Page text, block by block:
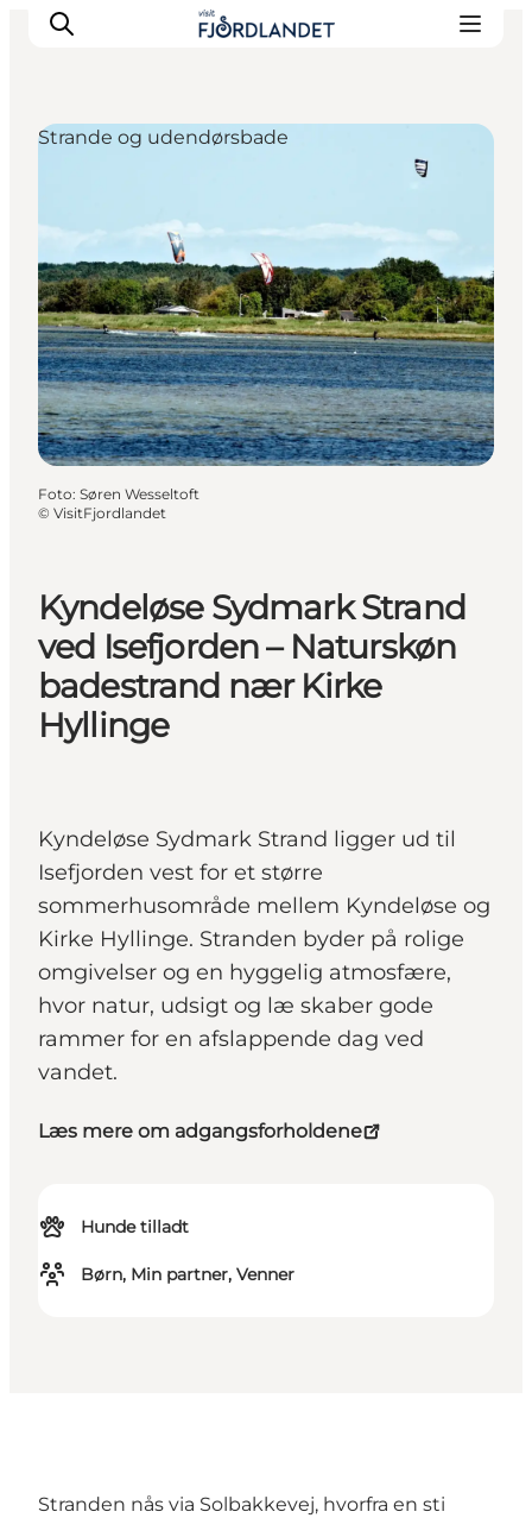
Det sker
Guides & inspiration
Overnatning
Oplevelser
Kyndeløse Sydmark Strand
ved Isefjorden – Naturskøn
badestrand nær Kirke
Hyllinge
Kyndeløse Sydmark Strand ligger ud til
Isefjorden vest for et større
sommerhusområde mellem Kyndeløse og
Kirke Hyllinge. Stranden byder på rolige
omgivelser og en hyggelig atmosfære,
hvor natur, udsigt og læ skaber gode
rammer for en afslappende dag ved
vandet.
Læs mere om adgangsforholdene
Hunde tilladt
Børn, Min partner, Venner
Strande og udendørsbade
Foto: Søren Wesseltoft
© VisitFjordlandet
Stranden nås via Solbakkevej, hvorfra en sti